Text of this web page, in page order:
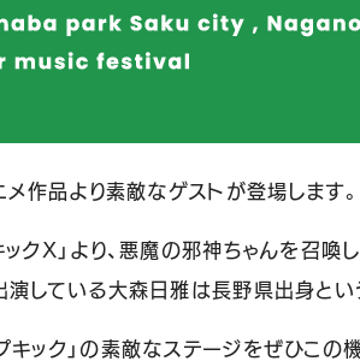
作品より素敵なゲストが登場します。
クX」より、悪魔の邪神ちゃんを召
ている大森日雅は長野県出身とい
キック」の素敵なステージをぜひこの